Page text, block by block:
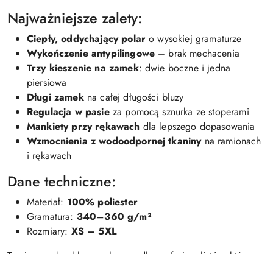
Najważniejsze zalety:
Ciepły, oddychający polar o wysokiej gramaturze
Wykończenie antypilingowe – brak mechacenia
Trzy kieszenie na zamek: dwie boczne i jedna
piersiowa
Długi zamekna całej długości bluzy
Regulacja w pasieza pomocą sznurka ze stoperami
Mankiety przy rękawach dla lepszego dopasowania
Wzmocnienia z wodoodpornej tkaninyna ramionach
i rękawach
Dane techniczne:
Materiał: 100% poliester
Gramatura: 340–360 g/m²
Rozmiary: XS – 5XL